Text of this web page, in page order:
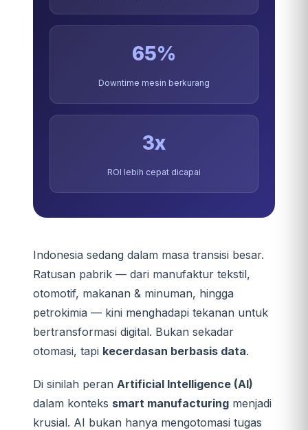
65%
Downtime mesin berkurang
3x
ROI lebih cepat dicapai
Indonesia sedang dalam masa transisi besar.
Ratusan pabrik — dari manufaktur tekstil,
otomotif, makanan & minuman, hingga
petrokimia — kini menghadapi tekanan untuk
bertransformasi digital. Bukan sekadar
otomasi, tapi kecerdasan berbasis data.
Di sinilah peran Artificial Intelligence (AI)
dalam konteks smart manufacturing menjadi
krusial. AI bukan hanya mengotomasi tugas